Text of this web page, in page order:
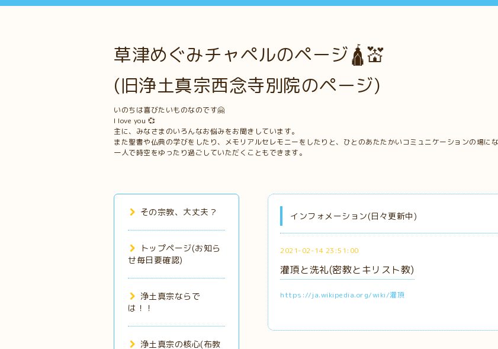
草津めぐみチャペルのページ🛕💒
(旧浄土真宗西念寺別院のページ)
いのちは喜びたいものなのです🤗
I love you 💞
主に、みなさまのいろんなお悩みをお聞きしています。
また聖書や仏典の学びをしたり、メモリアルセレモニーをしたりと、ひとのあたたかいコミュニケーションの場に
一人で時空をゆったり過ごしていただくこともできます。
インフォメーション(日々更新中)
2021-02-14 23:51:00
灌頂と洗礼(密教とキリスト教)
https://ja.wikipedia.org/wiki/灌頂
その宗教、大丈夫？
トップページ(お知ら
せ毎日要確認)
浄土真宗ならで
は！！
浄土真宗の核心(布教